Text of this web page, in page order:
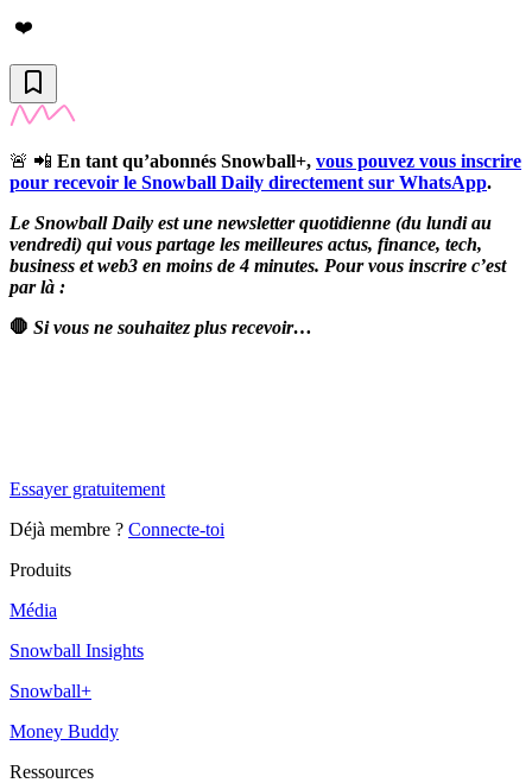
❤️
🚨 📲 En tant qu’abonnés Snowball+, vous pouvez vous inscrire
pour recevoir le Snowball Daily directement sur WhatsApp.
Le Snowball Daily est une newsletter quotidienne (du lundi au
vendredi) qui vous partage les meilleures actus, finance, tech,
business et web3 en moins de 4 minutes. Pour vous inscrire c’est
par là :
🛑 Si vous ne souhaitez plus recevoir…
Essayer gratuitement
Déjà membre ? Connecte-toi
Produits
Média
Snowball Insights
Snowball+
Money Buddy
Ressources